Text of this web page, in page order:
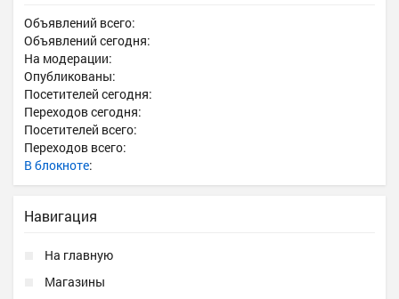
Объявлений всего:
Объявлений сегодня:
На модерации:
Опубликованы:
Посетителей сегодня:
Переходов сегодня:
Посетителей всего:
Переходов всего:
В блокноте:
Навигация
На главную
Магазины